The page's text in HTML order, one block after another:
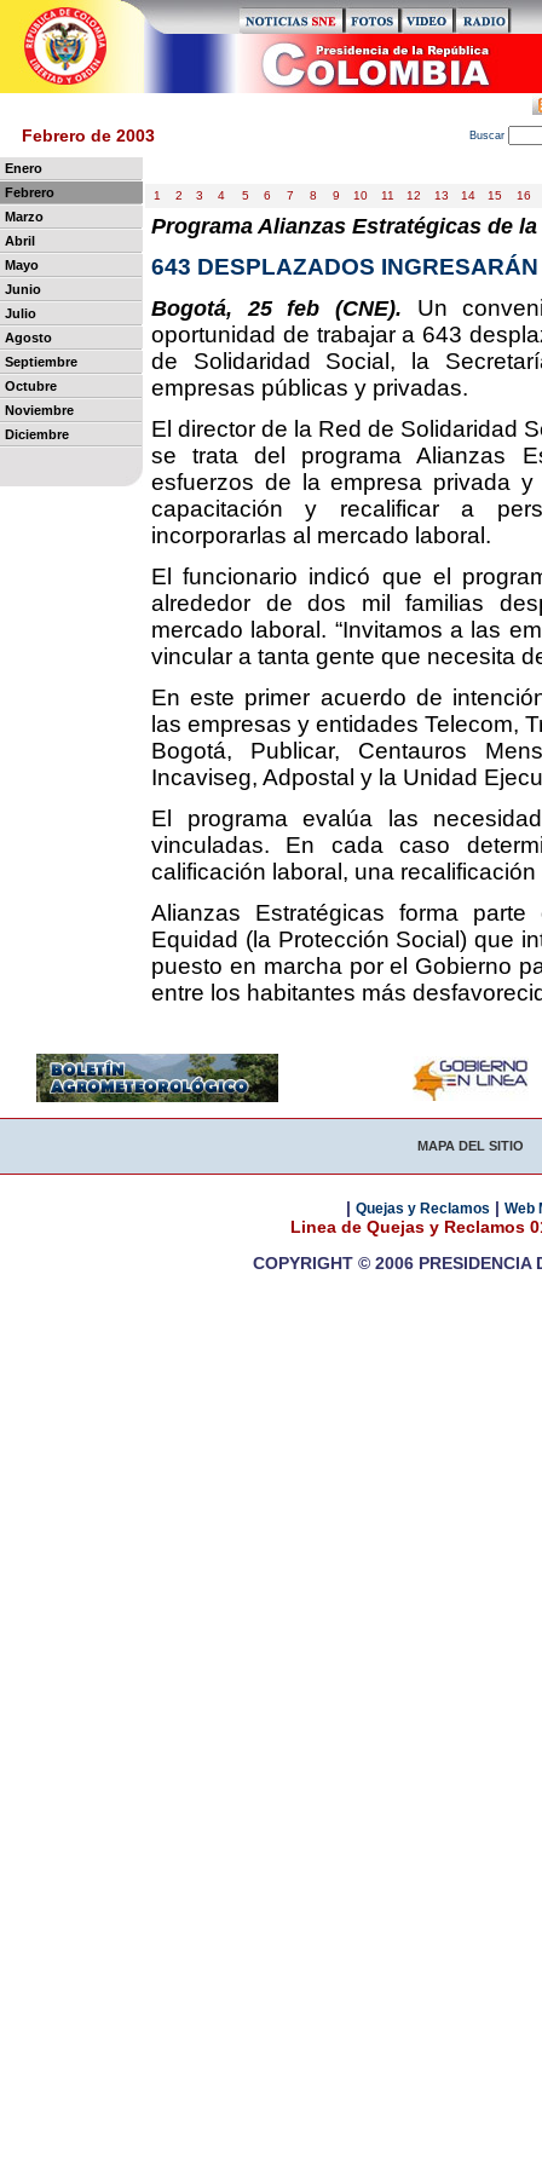
Febrero de 2003 Buscar
Enero
Febrero
Marzo
Abril
Mayo
Junio
Julio
Agosto
Septiembre
Octubre
Noviembre
Diciembre
1 2 3 4 5 6 7 8 9 10 11 12 13 14 15 16
Programa Alianzas Estratégicas de
643 DESPLAZADOS
Bogotá, 25 feb (CNE). Un
oportunidad de trabajar a 643
de Solidaridad Social, la
empresas públicas y privadas.
El director de la Red de Solidaridad
se trata del programa Alianzas
esfuerzos de la empresa privada
capacitación y recalificar a
incorporarlas al mercado laboral.
El funcionario indicó que el
alrededor de dos mil familias
mercado laboral. “Invitamos a las
vincular a tanta gente que necesita
En este primer acuerdo de
las empresas y entidades Telecom,
Bogotá, Publicar, Centauros
Incaviseg, Adpostal y la Unidad
El programa evalúa las
vinculadas. En cada caso
calificación laboral, una
Alianzas Estratégicas forma
Equidad (la Protección Social) que
puesto en marcha por el Gobierno
entre los habitantes más
MAPA DEL SITIO
| Quejas y Reclamos | Web
Linea de Quejas y Reclamos
COPYRIGHT © 2006 PRESIDENCIA